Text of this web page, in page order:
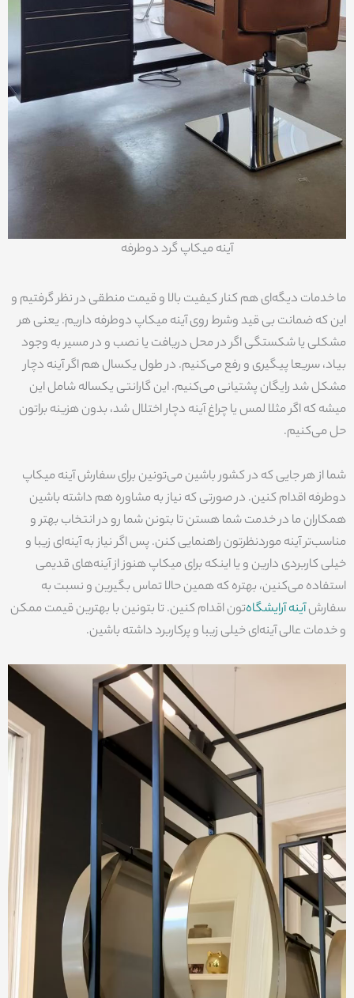
آینه میکاپ گرد دوطرفه
ما خدمات دیگه‌ای هم کنار کیفیت بالا و قیمت منطقی در نظر گرفتیم و
این که ضمانت بی قید وشرط روی آینه میکاپ دوطرفه داریم. یعنی هر
مشکلی یا شکستگی اگر در محل دریافت یا نصب و در مسیر به وجود
بیاد، سریعا پیگیری و رفع می‌کنیم. در طول یکسال هم اگر آینه دچار
مشکل شد رایگان پشتیانی می‌کنیم. این گارانتی یکساله شامل این
میشه که اگر مثلا لمس یا چراغ آینه دچار اختلال شد، بدون هزینه براتون
حل می‌کنیم.
شما از هر جایی که در کشور باشین می‌تونین برای سفارش آینه میکاپ
دوطرفه اقدام کنین. در صورتی که نیاز به مشاوره هم داشته باشین
همکاران ما در خدمت شما هستن تا بتونن شما رو در انتخاب بهتر و
مناسب‌تر آینه موردنظرتون راهنمایی کنن. پس اگر نیاز به آینه‌ای زیبا و
خیلی کاربردی دارین و یا اینکه برای میکاپ هنوز از آینه‌های قدیمی
استفاده می‌کنین، بهتره که همین حالا تماس بگیرین و نسبت به
سفارشآینه‌ آرایشگاه‌تون اقدام کنین. تا بتونین با بهترین قیمت ممکن
و خدمات عالی آینه‌ای خیلی زیبا و پرکاربرد داشته باشین.